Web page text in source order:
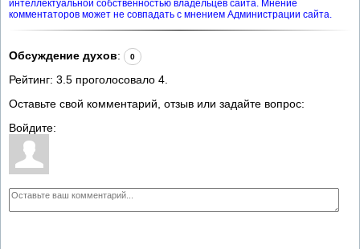
интеллектуальной собственностью владельцев сайта. Мнение
комментаторов может не совпадать с мнением Администрации сайта.
Обсуждение духов: 0
Рейтинг: 3.5 проголосовало 4
Оставьте свой комментарий, отзыв или задайте вопрос:
Войдите: